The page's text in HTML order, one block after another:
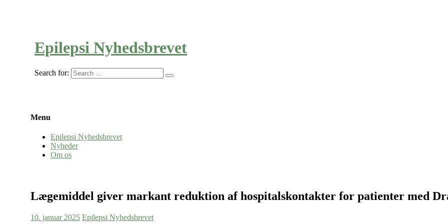
Epilepsi Nyhedsbrevet
Search for:
Menu
Epilepsi Nyhedsbrevet
Nyheder
Om os
Lægemiddel giver markant reduktion af hospitalskontakter for patienter med
10. januar 2025 Epilepsi Nyhedsbrevet